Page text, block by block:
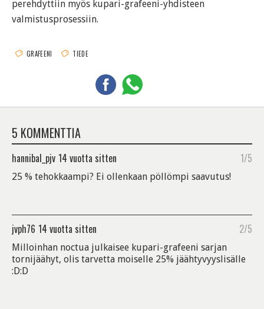
perehdyttiin myös kupari-grafeeni-yhdisteen
valmistusprosessiin.
GRAFEENI TIEDE
5 KOMMENTTIA
hannibal_pjv 14 vuotta sitten 1/5
25 % tehokkaampi? Ei ollenkaan pöllömpi saavutus!
jvph76 14 vuotta sitten 2/5
Milloinhan noctua julkaisee kupari-grafeeni sarjan
tornijäähyt, olis tarvetta moiselle 25% jäähtyvyyslisälle
:D:D